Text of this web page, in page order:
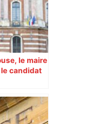
le maire
candidat